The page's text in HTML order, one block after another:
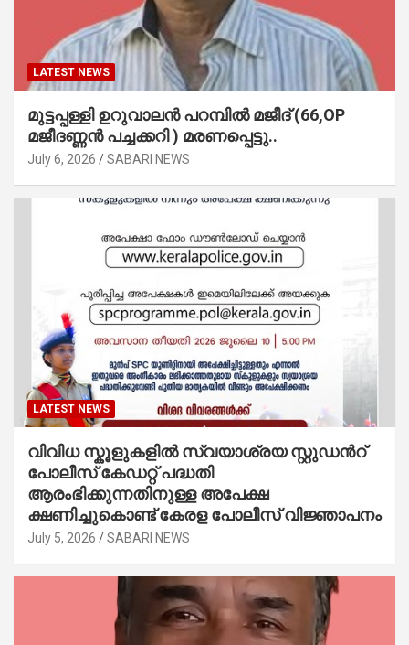
LATEST NEWS
മുട്ടപ്പള്ളി ഉറുവാലൻ പറമ്പിൽ മജീദ് (66,OP
മജീദണ്ണൻ പച്ചക്കറി ) മരണപ്പെട്ടു..
July 6, 2026 SABARI NEWS
LATEST NEWS
വിവിധ സ്കൂളുകളില്‍ സ്വയാശ്രയ സ്റ്റുഡന്‍റ്
പോലീസ് കേഡറ്റ് പദ്ധതി
ആരംഭിക്കുന്നതിനുള്ള അപേക്ഷ
ക്ഷണിച്ചുകൊണ്ട് കേരള പോലീസ് വിജ്ഞാപനം
July 5, 2026 SABARI NEWS